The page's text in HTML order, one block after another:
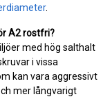
.
A2 rostfri?
med hög salthalt
i vissa
kan vara aggressivt
mer långvarigt